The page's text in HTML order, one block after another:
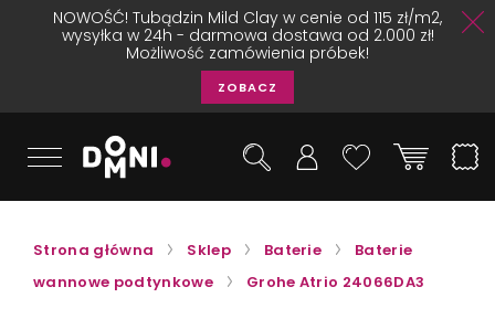
NOWOŚĆ! Tubądzin Mild Clay w cenie od 115 zł/m2,
wysyłka w 24h - darmowa dostawa od 2.000 zł!
Możliwość zamówienia próbek!
ZOBACZ
Strona główna Sklep Baterie
Baterie
wannowe podtynkowe
Grohe Atrio 24066DA3